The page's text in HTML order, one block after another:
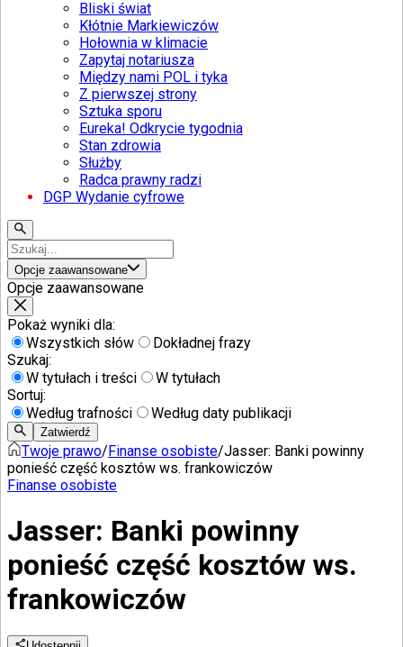
Bliski świat
Kłótnie Markiewiczów
Hołownia w klimacie
Zapytaj notariusza
Między nami POL i tyka
Z pierwszej strony
Sztuka sporu
Eureka! Odkrycie tygodnia
Stan zdrowia
Służby
Radca prawny radzi
DGP Wydanie cyfrowe
Opcje zaawansowane
Opcje zaawansowane
Pokaż wyniki dla:
Wszystkich słów
Dokładnej frazy
Szukaj:
W tytułach i treści
W tytułach
Sortuj:
Według trafności
Według daty publikacji
Zatwierdź
Twoje prawo/ Finanse osobiste/Jasser: Banki powinny
ponieść część kosztów ws. frankowiczów
Finanse osobiste
Jasser: Banki powinny
ponieść część kosztów ws.
frankowiczów